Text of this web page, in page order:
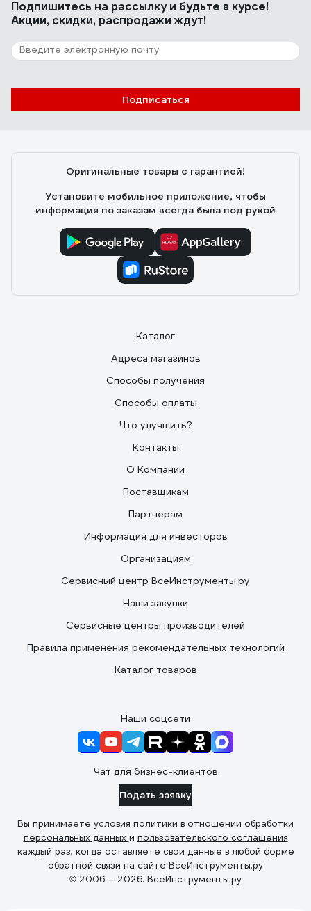
Подпишитесь на рассылкуи будьте в курсе!
Акции, скидки, распродажи ждут!
Подписаться
Оригинальные товары с гарантией!
Установите мобильное приложение, чтобы
информация по заказам всегда была под рукой
Каталог
Адреса магазинов
Способы получения
Способы оплаты
Что улучшить?
Контакты
О Компании
Поставщикам
Партнерам
Информация для инвесторов
Организациям
Сервисный центр ВсеИнструменты.ру
Наши закупки
Сервисные центры производителей
Правила применения рекомендательных технологий
Каталог товаров
Наши соцсети
Чат для бизнес-клиентов
Подать заявку
Вы принимаете условия политики в отношении обработки
персональных данных и пользовательского соглашения
каждый раз, когда оставляете свои данные в любой форме
обратной связи на сайте ВсеИнструменты.ру
© 2006 — 2026. ВсеИнструменты.ру